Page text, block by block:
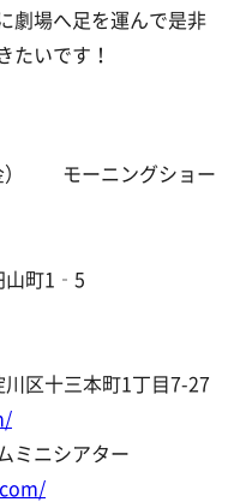
劇場へ足を運んで是非
たいです！
） モーニングショー
町1‐5
区十三本町1丁目7-27
ミニシアター